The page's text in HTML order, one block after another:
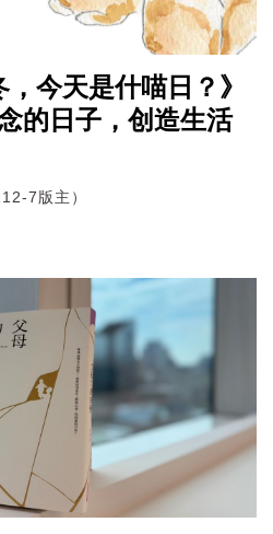
，今天是什喵日？》
的日子，创造生活
7版主）